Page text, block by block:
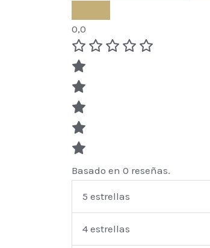
0,0
Basado en 0 reseñas.
5 estrellas
4 estrellas